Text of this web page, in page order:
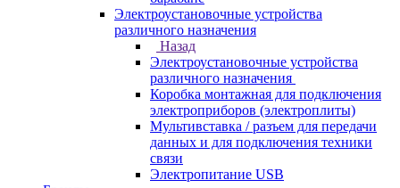
Электроустановочные устройства
различного назначения
Назад
Электроустановочные устройства
различного назначения
Коробка монтажная для подключения
электроприборов (электроплиты)
Мультивставка / разъем для передачи
данных и для подключения техники
связи
Электропитание USB